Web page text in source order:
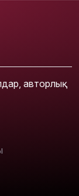
авторлық